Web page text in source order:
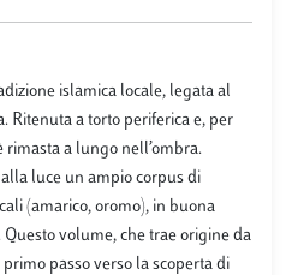
islamica locale, legata al
Ritenuta a torto periferica e, per
rimasta a lungo nell’ombra.
luce un ampio corpus di
(amarico, oromo), in buona
volume, che trae origine da
passo verso la scoperta di